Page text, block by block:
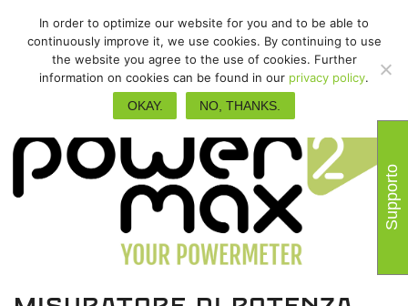
Supporto
In order to optimize our website for you and to be able to
continuously improve it, we use cookies. By continuing to use
the website you agree to the use of cookies. Further
information on cookies can be found in our privacy policy.
OKAY.
NO, THANKS.